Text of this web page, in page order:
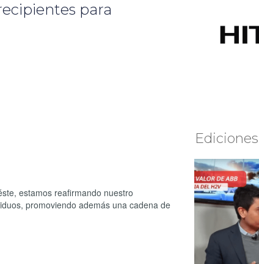
para
estamos reafirmando nuestro
promoviendo además una cadena de